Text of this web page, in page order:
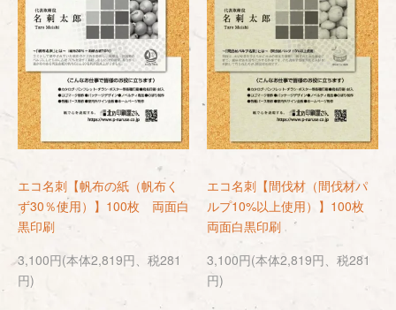
エコ名刺【帆布の紙（帆布く
ず30％使用）】100枚 両面白
黒印刷
3,100円(本体2,819円、税281
円)
エコ名刺【間伐材（間伐材パ
ルプ10%以上使用）】100枚
両面白黒印刷
3,100円(本体2,819円、税281
円)